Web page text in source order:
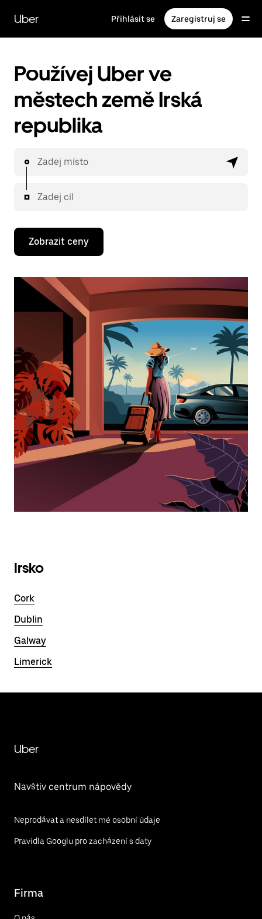
hlavní
obsah
Uber Přihlásit se Zaregistruj se
Používej Uber ve
městech země Irská
republika
Zadej místo
Zadej cíl
Zobrazit ceny
Irsko
Cork
Dublin
Galway
Limerick
Uber
Navštiv centrum nápovědy
Neprodávat a nesdílet mé osobní údaje
Pravidla Googlu pro zacházení s daty
Firma